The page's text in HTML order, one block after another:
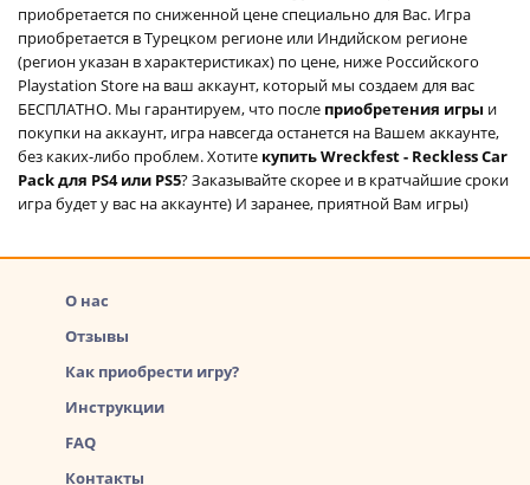
приобретается по сниженной цене специально для Вас. Игра
приобретается в Турецком регионе или Индийском регионе
(регион указан в характеристиках) по цене, ниже Российского
Playstation Store на ваш аккаунт, который мы создаем для вас
БЕСПЛАТНО. Мы гарантируем, что после приобретения игры и
покупки на аккаунт, игра навсегда останется на Вашем аккаунте,
без каких-либо проблем. Хотите купить Wreckfest - Reckless Car
Pack для PS4 или PS5? Заказывайте скорее и в кратчайшие сроки
игра будет у вас на аккаунте) И заранее, приятной Вам игры)
О нас
Отзывы
Как приобрести игру?
Инструкции
FAQ
Контакты